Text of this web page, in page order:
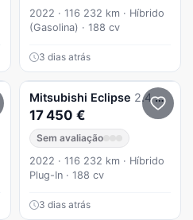
2022 · 116 232 km · Híbrido
(Gasolina) · 188 cv
3 dias atrás
Mitsubishi Eclipse 2.4 PHEV eMotion
17 450 €
Sem avaliação
2022 · 116 232 km · Híbrido
Plug-In · 188 cv
3 dias atrás